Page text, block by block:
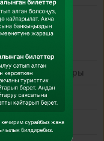
ташуу шарттары